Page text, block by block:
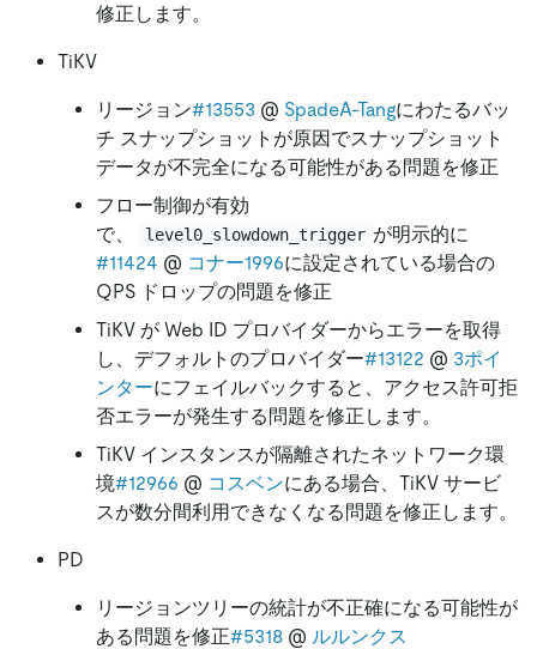
修正します。
TiKV
リージョン#13553 @ SpadeA-Tangにわたるバッ
チ スナップショットが原因でスナップショット
データが不完全になる可能性がある問題を修正
フロー制御が有効
で、
level0_slowdown_trigger が明示的に
#11424 @ コナー1996に設定されている場合の
QPS ドロップの問題を修正
TiKV が Web ID プロバイダーからエラーを取得
し、デフォルトのプロバイダー#13122 @ 3ポイ
ンターにフェイルバックすると、アクセス許可拒
否エラーが発生する問題を修正します。
TiKV インスタンスが隔離されたネットワーク環
境#12966 @ コスベンにある場合、TiKV サービ
スが数分間利用できなくなる問題を修正します。
PD
リージョンツリーの統計が不正確になる可能性が
ある問題を修正#5318 @ ルルンクス